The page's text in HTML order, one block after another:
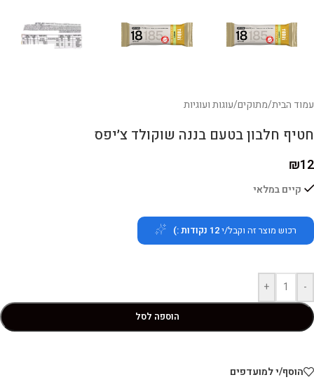
עמוד הבית/מתוקים/עוגות ועוגיות
חטיף חלבון בטעם בננה שוקולד צ׳יפס
₪12
קיים במלאי
רכוש מוצר זה וקבל/י12 נקודות :)
-
+
הוספה לסל
הוסף/י למועדפים